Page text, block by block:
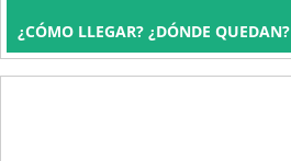
¿CÓMO LLEGAR? ¿DÓNDE QUEDAN?